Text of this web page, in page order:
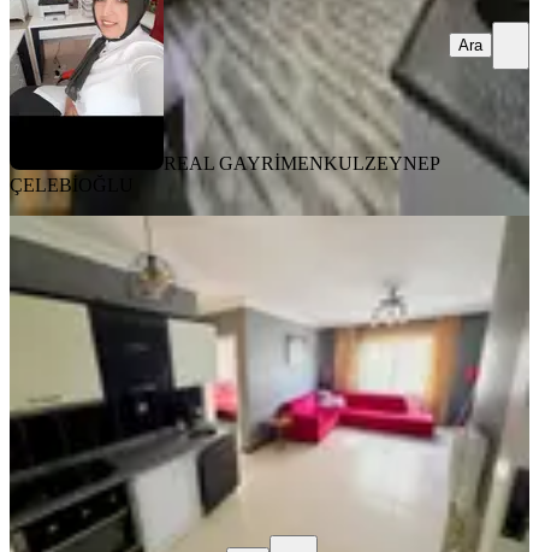
REAL GAYRİMENKULZEYNEP
ÇELEBİOĞLU
Ara
Onkoloji Hisar Rezidansta 1+1 Eşyalı
Kiralık Daire
Şahinbey, Beştepe Mahallesi
1+1
3. Kat
12.500 ₺
tanev gyo Sümeyir Kızılkaya
Ara